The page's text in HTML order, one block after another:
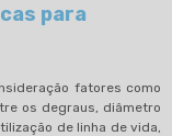
para
fatores como
os degraus, diâmetro
de linha de vida,